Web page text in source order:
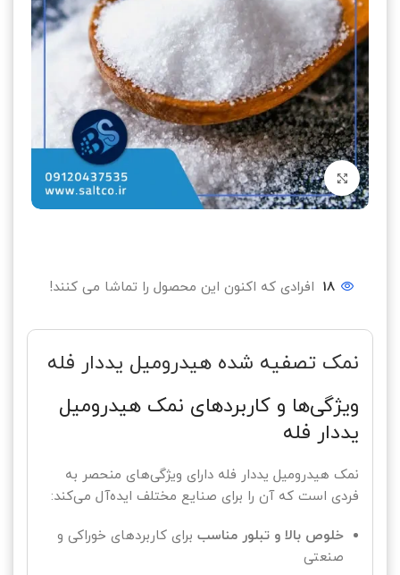
بزرگنمایی تصویر
18 افرادی که اکنون این محصول را تماشا می کنند!
نمک تصفیه شده هیدرومیل یددار فله
ویژگی‌ها و کاربردهای نمک هیدرومیل
یددار فله
نمک هیدرومیل یددار فله دارای ویژگی‌های منحصر به
فردی است که آن را برای صنایع مختلف ایده‌آل می‌کند:
خلوص بالا و تبلور مناسب برای کاربردهای خوراکی و
صنعتی